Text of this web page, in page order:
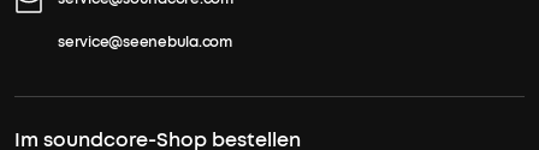
service@seenebula.com
Im soundcore-Shop bestellen